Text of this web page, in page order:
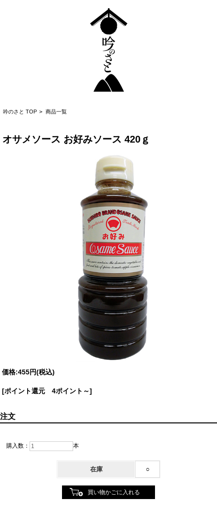
吟のさと TOP > 商品一覧
オサメソース お好みソース 420ｇ
価格:455円(税込)
[ポイント還元 4ポイント～]
注文
購入数： 本
在庫 ○